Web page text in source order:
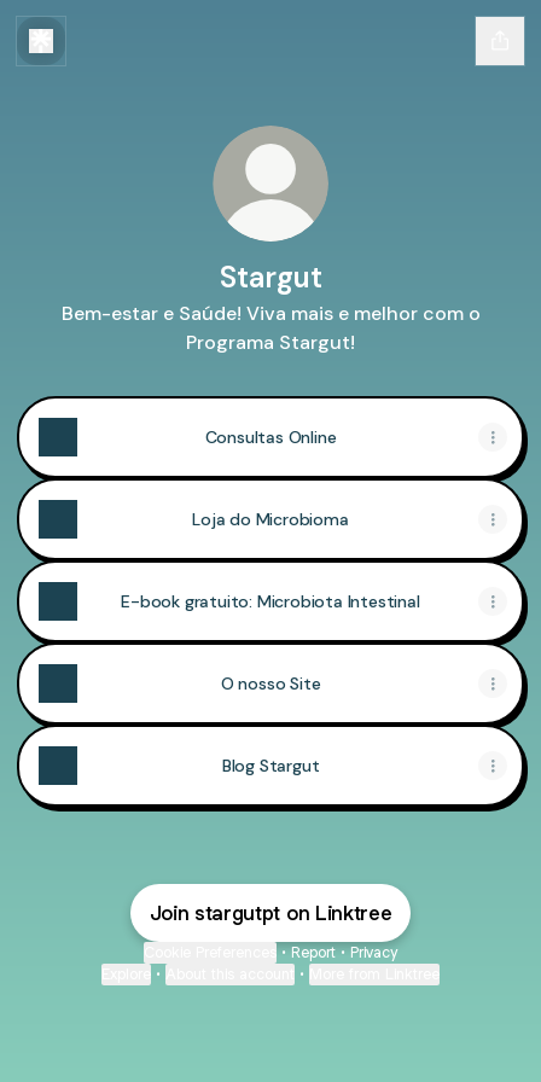
Stargut
Bem-estar e Saúde! Viva mais e melhor com o
Programa Stargut!
Consultas Online
Loja do Microbioma
E-book gratuito: Microbiota Intestinal
O nosso Site
Blog Stargut
Join stargutpt on Linktree
• Report • Privacy
• •